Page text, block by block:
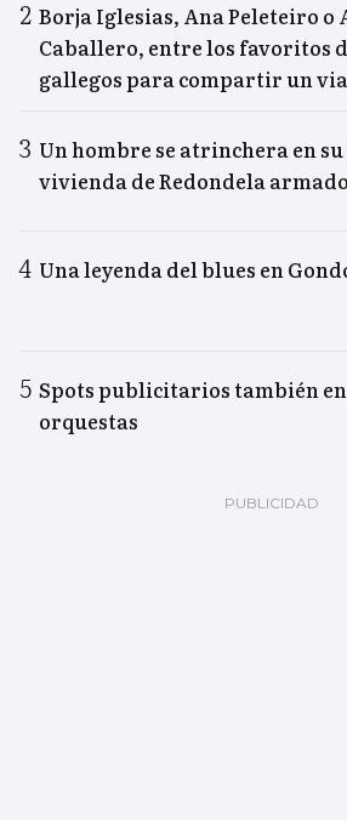
Borja Iglesias, Ana Peleteiro o
Caballero, entre los favoritos
gallegos para compartir un
Un hombre se atrinchera en su
vivienda de Redondela armado
Una leyenda del blues en
Spots publicitarios también
orquestas